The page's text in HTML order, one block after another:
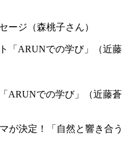
ージ（森桃子さん）
ARUNでの学び」（近藤蒼